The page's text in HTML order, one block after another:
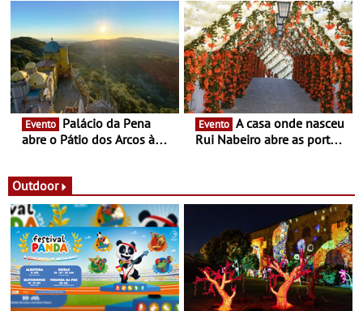
Queiroz Ribeiro - Um novo
conceito gastronómico
itinerante que percorre
Portugal
enquanto “Territórios sem
Fronteira”
Evento
abre o Pátio dos Arcos à
Evento
Rui Nabeiro abre as portas
16 de agosto
Outdoor